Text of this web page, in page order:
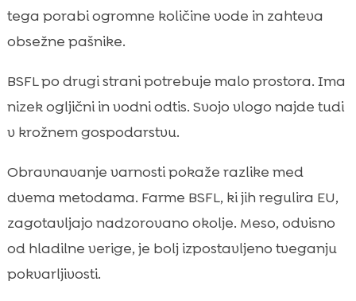
tega porabi ogromne količine vode in zahteva
obsežne pašnike.
BSFL po drugi strani potrebuje malo prostora. Ima
nizek ogljični in vodni odtis. Svojo vlogo najde tudi
v krožnem gospodarstvu.
Obravnavanje varnosti pokaže razlike med
dvema metodama. Farme BSFL, ki jih regulira EU,
zagotavljajo nadzorovano okolje. Meso, odvisno
od hladilne verige, je bolj izpostavljeno tveganju
pokvarljivosti.